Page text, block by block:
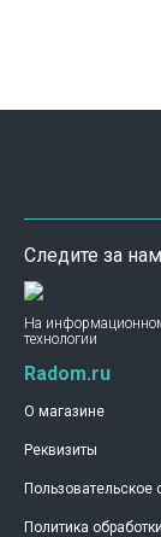
Следите за
На
технологии
Radom.ru
О магазине
Реквизиты
Пользовательское
Политика